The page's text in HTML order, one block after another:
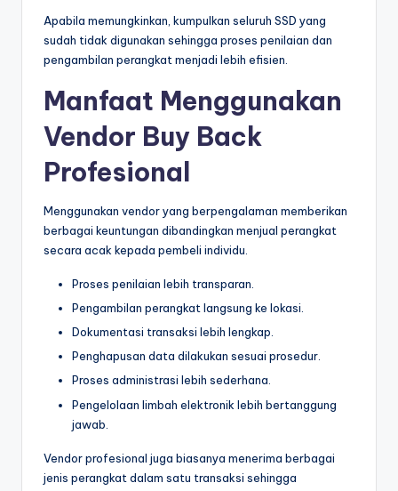
Apabila memungkinkan, kumpulkan seluruh SSD yang
sudah tidak digunakan sehingga proses penilaian dan
pengambilan perangkat menjadi lebih efisien.
Manfaat Menggunakan
Vendor Buy Back
Profesional
Menggunakan vendor yang berpengalaman memberikan
berbagai keuntungan dibandingkan menjual perangkat
secara acak kepada pembeli individu.
Proses penilaian lebih transparan.
Pengambilan perangkat langsung ke lokasi.
Dokumentasi transaksi lebih lengkap.
Penghapusan data dilakukan sesuai prosedur.
Proses administrasi lebih sederhana.
Pengelolaan limbah elektronik lebih bertanggung
jawab.
Vendor profesional juga biasanya menerima berbagai
jenis perangkat dalam satu transaksi sehingga